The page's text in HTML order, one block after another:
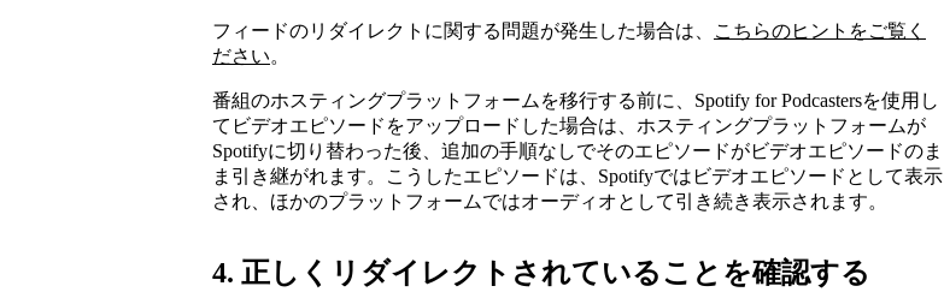
フィードのリダイレクトに関する問題が発生した場合は、
こちらのヒントをご覧く
ださい。
番組のホスティングプラットフォームを移行する前に、Spotify for Podcastersを使用し
てビデオエピソードをアップロードした場合は、ホスティングプラットフォームが
Spotifyに切り替わった後、追加の手順なしでそのエピソードがビデオエピソードのま
ま引き継がれます。こうしたエピソードは、Spotifyではビデオエピソードとして表示
され、ほかのプラットフォームではオーディオとして引き続き表示されます。
4. 正しくリダイレクトされていることを確認する